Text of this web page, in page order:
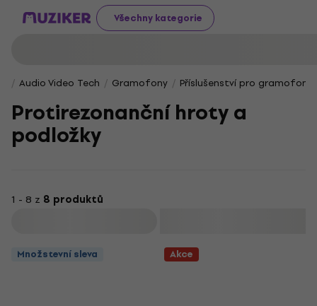
Všechny kategorie
Audio Video Tech Gramofony Příslušenství pro gramofony
Protirezonanční hroty a
podložky
1 - 8 z 8 produktů
Množstevní sleva Akce